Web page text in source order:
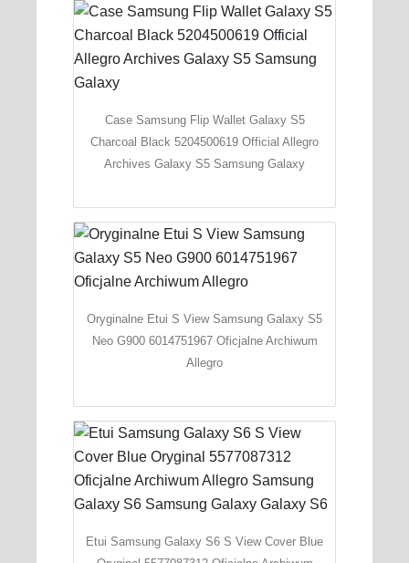
Case Samsung Flip Wallet Galaxy S5
Charcoal Black 5204500619 Official Allegro
Archives Galaxy S5 Samsung Galaxy
Oryginalne Etui S View Samsung Galaxy S5
Neo G900 6014751967 Oficjalne Archiwum
Allegro
Etui Samsung Galaxy S6 S View Cover Blue